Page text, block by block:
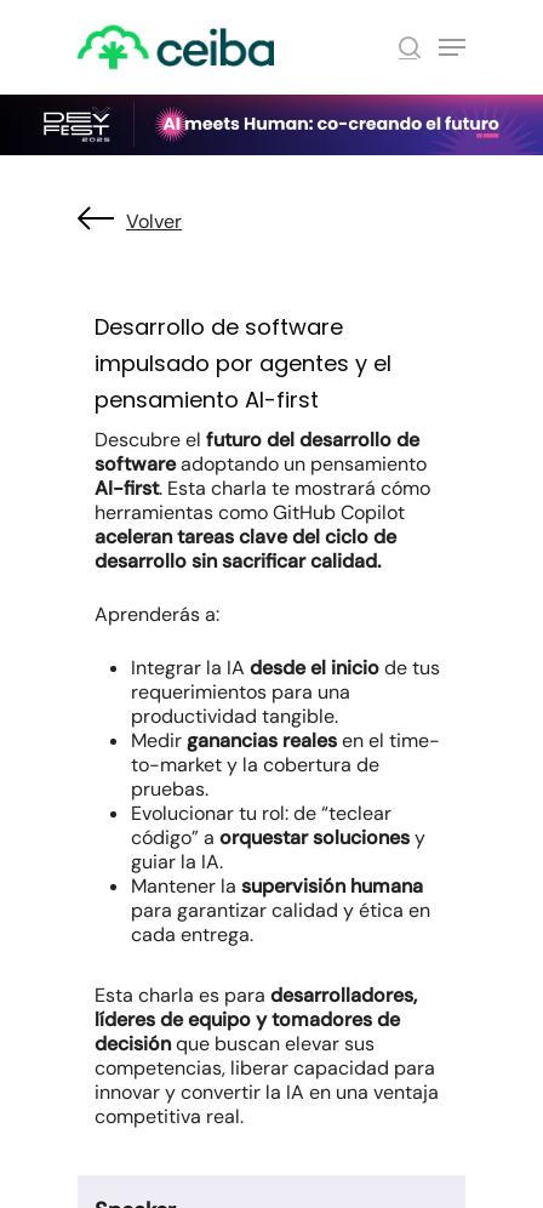
search
Menu
Volver
Desarrollo de software
impulsado por agentes y el
pensamiento AI-first
Descubre el futuro del desarrollo de
softwareadoptando un pensamiento
AI-first. Esta charla te mostrará cómo
herramientas como GitHub Copilot
aceleran tareas clave del ciclo de
desarrollo sin sacrificar calidad.
Aprenderás a:
Integrar la IA desde el iniciode tus
requerimientos para una
productividad tangible.
Medirganancias realesen el time-
to-market y la cobertura de
pruebas.
Evolucionar tu rol: de “teclear
código” a orquestar solucionesy
guiar la IA.
Mantener la supervisión humana
para garantizar calidad y ética en
cada entrega.
Esta charla es para desarrolladores,
líderes de equipo y tomadores de
decisiónque buscan elevar sus
competencias, liberar capacidad para
innovar y convertir la IA en una ventaja
competitiva real.
Menu